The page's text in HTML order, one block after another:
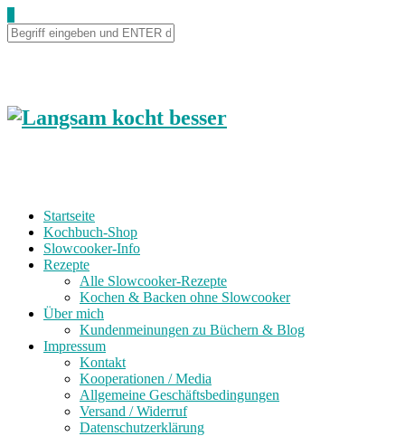
Startseite
Kochbuch-Shop
Slowcooker-Info
Rezepte
Alle Slowcooker-Rezepte
Kochen & Backen ohne Slowcooker
Über mich
Kundenmeinungen zu Büchern & Blog
Impressum
Kontakt
Kooperationen / Media
Allgemeine Geschäftsbedingungen
Versand / Widerruf
Datenschutzerklärung